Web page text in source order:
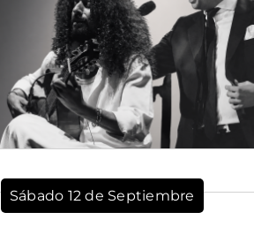
Sábado 12 de Septiembre